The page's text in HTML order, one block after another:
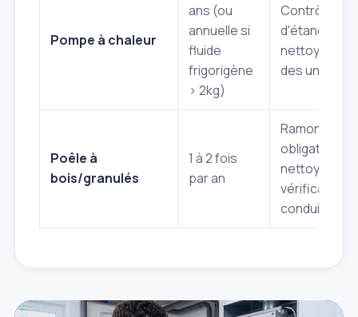
Pompe à chaleur
ans (ou
annuelle si
fluide
frigorigène
> 2kg)
Contrôle
d'étanchéité,
nettoyage
des unités.
Poêle à
bois/granulés
1 à 2 fois
par an
Ramonage
obligatoire,
nettoyage et
vérification
conduit.